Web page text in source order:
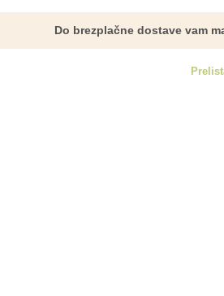
Do brezplačne dostave vam